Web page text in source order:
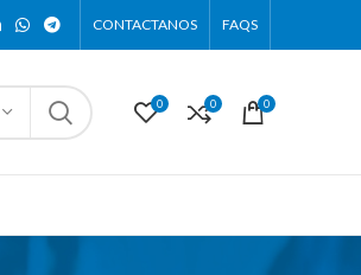
CONTACTANOS FAQS
0 0 0